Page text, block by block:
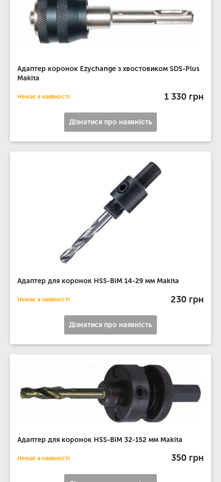
Адаптер коронок Ezychange з хвостовиком SDS-Plus
Makita
Немає в наявності 1 330 грн
Дізнатися про наявність
Адаптер для коронок HSS-BiM 14-29 мм Makita
Немає в наявності 230 грн
Дізнатися про наявність
Адаптер для коронок HSS-BiM 32-152 мм Makita
Немає в наявності 350 грн